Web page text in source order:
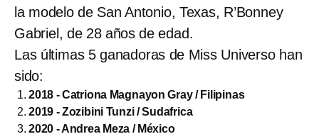
la modelo de San Antonio, Texas, R’Bonney
Gabriel, de 28 años de edad.
Las últimas 5 ganadoras de Miss Universo han
sido:
2018 - Catriona Magnayon Gray / Filipinas
2019 - Zozibini Tunzi / Sudafrica
2020 - Andrea Meza / México